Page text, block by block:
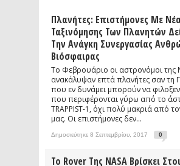
Πλανήτες: Επιστήμονες Με
Ταξινόμησης Των Πλανητών
Την Ανάγκη Συνεργασίας
Βιόσφαιρας
Το Φεβρουάριο οι αστρονόμοι της
ανακάλυψαν επτά πλανήτες σαν τη
που εν δυνάμει μπορούν να
που περιφέρονται γύρω από το
TRAPPIST-1, όχι πολύ μακριά από
μας. Οι επιστήμονες δεν...
Δημοσιεύτηκε 8 Σεπτεμβρίου, 2017 0
Το Rover Της NASA Βρίσκει